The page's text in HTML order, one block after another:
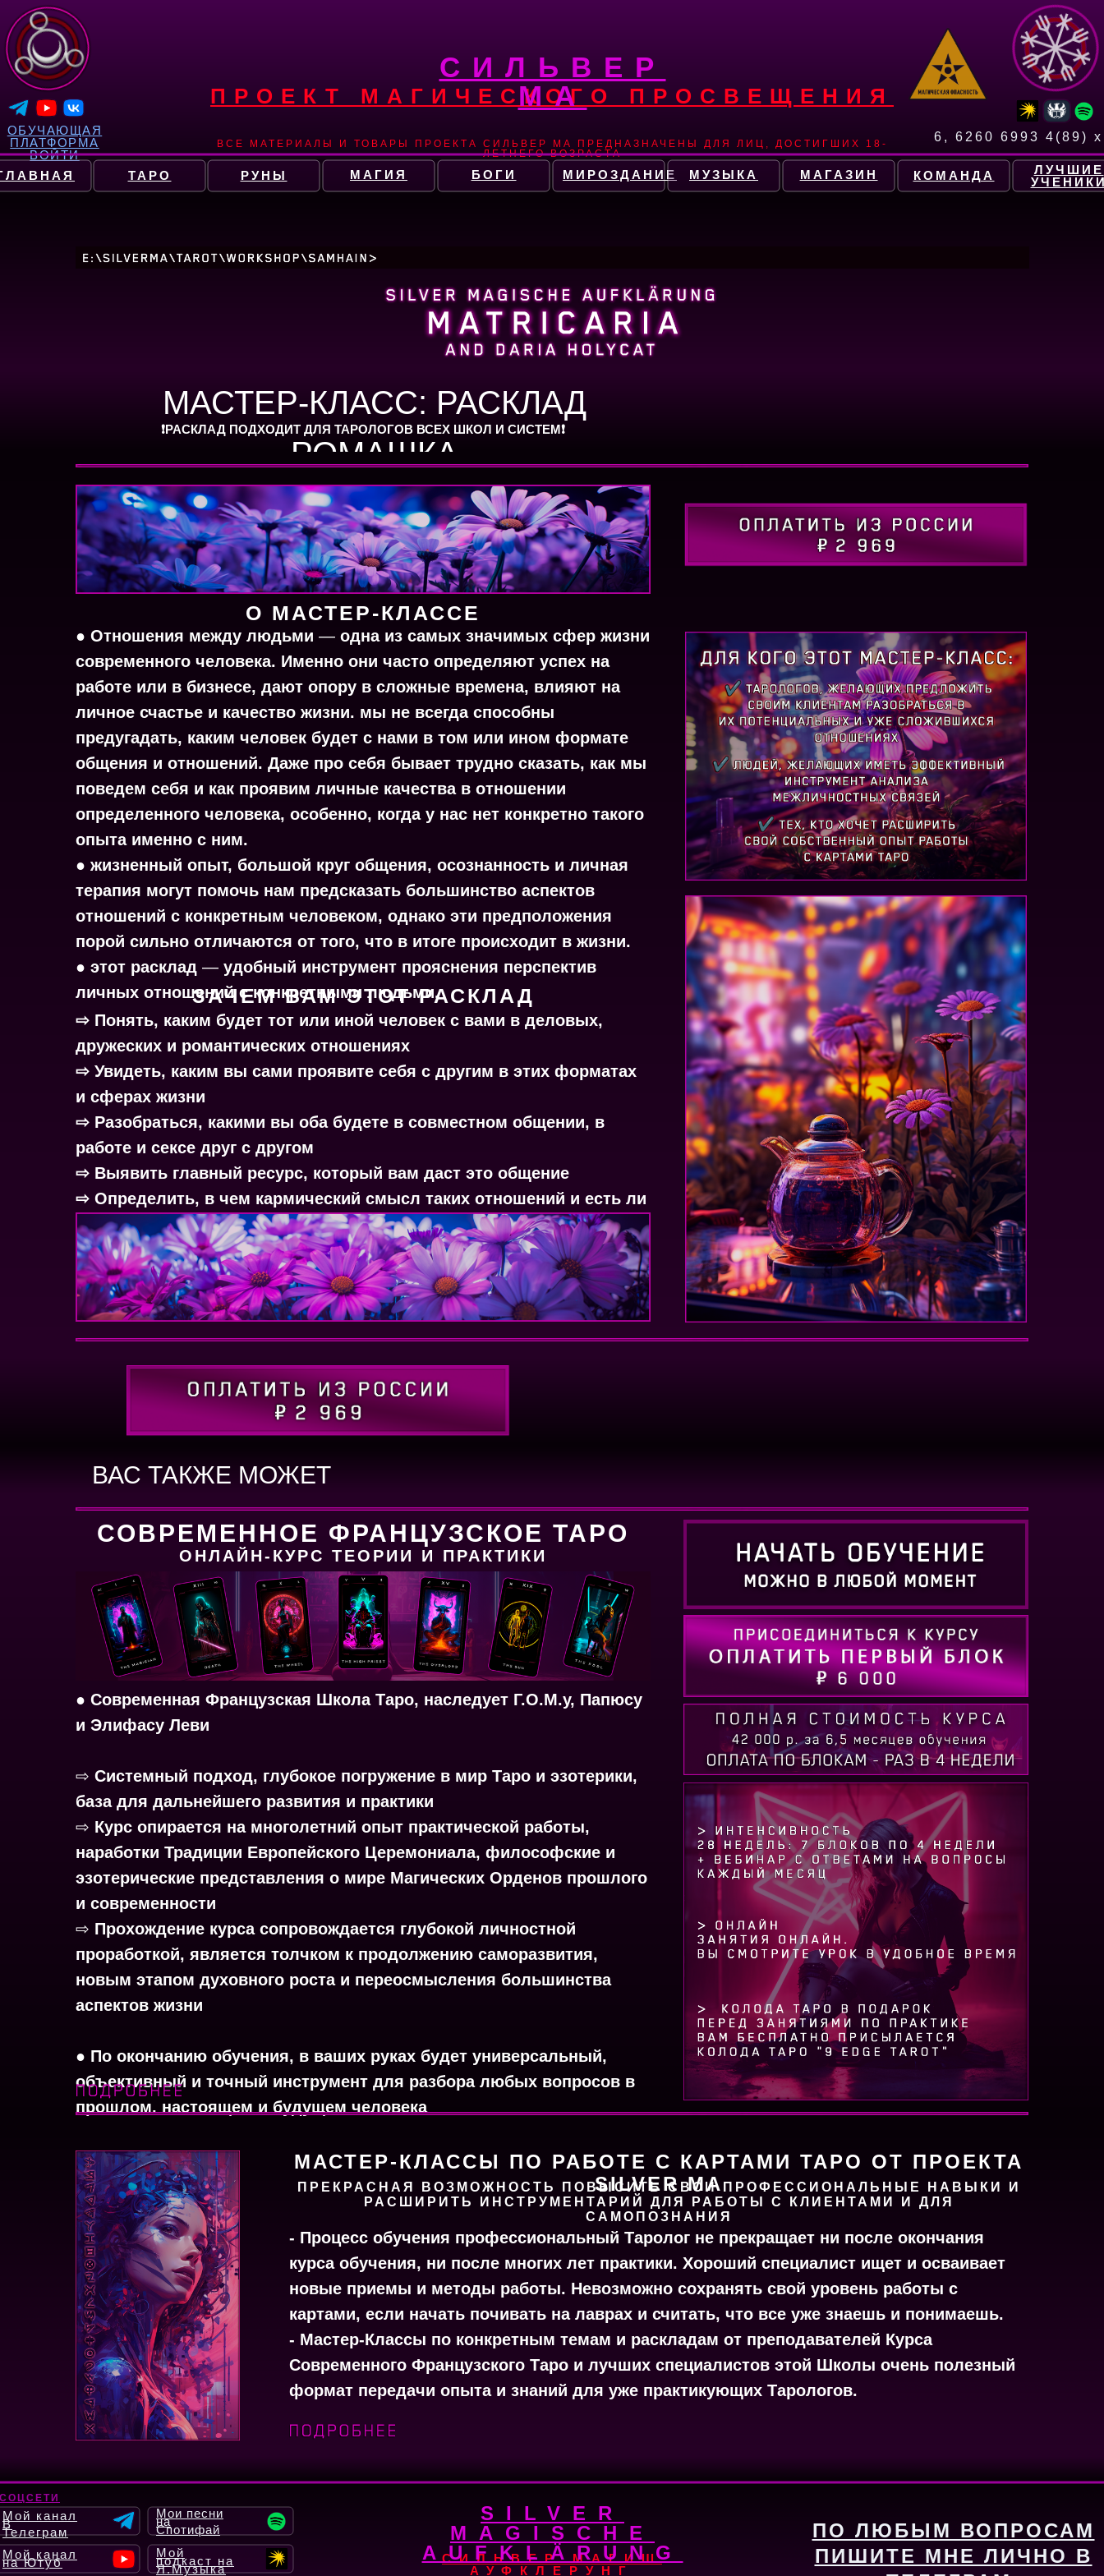
ПРОЕКТ МАГИЧЕСКОГО ПРОСВЕЩЕНИЯ
ВСЕ МАТЕРИАЛЫ И ТОВАРЫ ПРОЕКТА СИЛЬВЕР МА ПРЕДНАЗНАЧЕНЫ ДЛЯ ЛИЦ, ДОСТИГШИХ 18-
ЛЕТНЕГО ВОЗРАСТА
6, 6260 6993 4(89)
СИЛЬВЕР
МА
ОБУЧАЮЩАЯ
ПЛАТФОРМА
ВОЙТИ
ТАРО РУНЫ КОМАНДА
МАГИЯ МАГАЗИН
МИРОЗДАНИЕ
БОГИ МУЗЫКА
ЛУЧШИЕ
МАСТЕР-КЛАСС: РАСКЛАД
РОМАШКА
❗️РАСКЛАД ПОДХОДИТ ДЛЯ ТАРОЛОГОВ ВСЕХ ШКОЛ И СИСТЕМ❗️
● Отношения между людьми — одна из самых значимых сфер жизни
современного человека. Именно они часто определяют успех на
работе или в бизнесе, дают опору в сложные времена, влияют на
личное счастье и качество жизни. мы не всегда способны
предугадать, каким человек будет с нами в том или ином формате
общения и отношений. Даже про себя бывает трудно сказать, как мы
поведем себя и как проявим личные качества в отношении
определенного человека, особенно, когда у нас нет конкретно такого
опыта именно с ним.
● жизненный опыт, большой круг общения, осознанность и личная
терапия могут помочь нам предсказать большинство аспектов
отношений с конкретным человеком, однако эти предположения
порой сильно отличаются от того, что в итоге происходит в жизни.
● этот расклад — удобный инструмент прояснения перспектив
личных отношений с конкретными людьми.
О МАСТЕР-КЛАССЕ
⇨ Понять, каким будет тот или иной человек с вами в деловых,
дружеских и романтических отношениях
⇨ Увидеть, каким вы сами проявите себя с другим в этих форматах
и сферах жизни
⇨ Разобраться, какими вы оба будете в совместном общении, в
работе и сексе друг с другом
⇨ Выявить главный ресурс, который вам даст это общение
⇨ Определить, в чем кармический смысл таких отношений и есть ли
он вообще
ЗАЧЕМ ВАМ ЭТОТ РАСКЛАД
ВАС ТАКЖЕ МОЖЕТ
ЗАИНТЕРЕСОВАТЬ:
ОНЛАЙН-КУРС ТЕОРИИ И ПРАКТИКИ
● Современная Французская Школа Таро, наследует Г.О.М.у, Папюсу
и Элифасу Леви
⇨ Системный подход, глубокое погружение в мир Таро и эзотерики,
база для дальнейшего развития и практики
⇨ Курс опирается на многолетний опыт практической работы,
наработки Традиции Европейского Церемониала, философские и
эзотерические представления о мире Магических Орденов прошлого
и современности
⇨ Прохождение курса сопровождается глубокой личностной
проработкой, является толчком к продолжению саморазвития,
новым этапом духовного роста и переосмысления большинства
аспектов жизни
● По окончанию обучения, в ваших руках будет универсальный,
объективный и точный инструмент для разбора любых вопросов в
прошлом, настоящем и будущем человека
СОВРЕМЕННОЕ ФРАНЦУЗСКОЕ ТАРО
ПРЕКРАСНАЯ ВОЗМОЖНОСТЬ ПОВЫСИТЬ СВОИ ПРОФЕССИОНАЛЬНЫЕ НАВЫКИ И
РАСШИРИТЬ ИНСТРУМЕНТАРИЙ ДЛЯ РАБОТЫ С КЛИЕНТАМИ И ДЛЯ
САМОПОЗНАНИЯ
- Процесс обучения профессиональный Таролог не прекращает ни после окончания
курса обучения, ни после многих лет практики. Хороший специалист ищет и осваивает
новые приемы и методы работы. Невозможно сохранять свой уровень работы с
картами, если начать почивать на лаврах и считать, что все уже знаешь и понимаешь.
- Мастер-Классы по конкретным темам и раскладам от преподавателей Курса
Современного Французского Таро и лучших специалистов этой Школы очень полезный
формат передачи опыта и знаний для уже практикующих Тарологов.
МАСТЕР-КЛАССЫ ПО РАБОТЕ С КАРТАМИ ТАРО ОТ ПРОЕКТА
SILVER MA
СИЛЬВЕР МАГИШ
АУФКЛЕРУНГ
СОЦСЕТИ
Мой канал
В
Телеграм
Мой канал
на Ютуб
Мой
подкаст на
Я.Музыка
Мои песни
на
Спотифай
ПО ЛЮБЫМ ВОПРОСАМ
ПИШИТЕ МНЕ ЛИЧНО В
SILVER
MAGISCHE
AUFKLÄRUNG